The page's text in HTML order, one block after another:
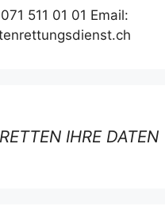
511 01 01 Email:
IHRE DATEN